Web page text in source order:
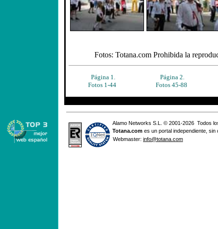
Fotos: Totana.com Prohibida la
Página 1.
Fotos 1-44
Página 2.
Fotos 45-88
Alamo Networks S.L. © 2001-2026 Todos
Totana.com es un portal independiente,
Webmaster: info@totana.com